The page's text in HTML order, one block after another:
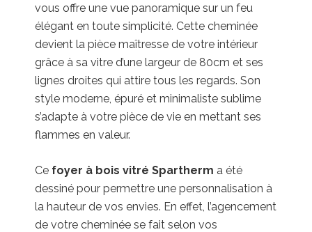
vous offre une vue panoramique sur un feu
élégant en toute simplicité. Cette cheminée
devient la pièce maîtresse de votre intérieur
grâce à sa vitre d’une largeur de 80cm et ses
lignes droites qui attire tous les regards. Son
style moderne, épuré et minimaliste sublime
s’adapte à votre pièce de vie en mettant ses
flammes en valeur.
Ce foyer à bois vitré Spartherm a été
dessiné pour permettre une personnalisation à
la hauteur de vos envies. En effet, l’agencement
de votre cheminée se fait selon vos